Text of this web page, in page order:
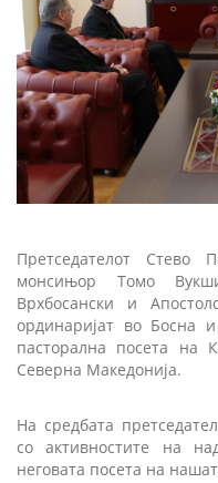
Претседателот Стево
монсињор Томо
Врхбосански и
ординаријат во Босна
пасторална посета на
Северна Македонија.
На средбата
со активностите на
неговата посета на